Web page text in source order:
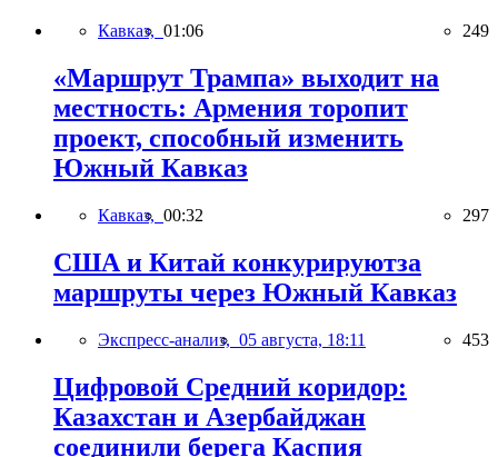
Кавказ, 01:06 249
«Маршрут Трампа» выходит на
местность: Армения торопит
проект, способный изменить
Южный Кавказ
Кавказ, 00:32 297
США и Китай конкурируютза
маршруты через Южный Кавказ
Экспресс-анализ, 05 августа, 18:11 453
Цифровой Средний коридор:
Казахстан и Азербайджан
соединили берега Каспия